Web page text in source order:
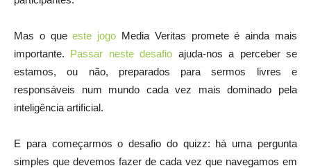
Mas o queeste jogo Media Veritas promete é ainda mais
importante. Passar neste desafio ajuda-nos a perceber se
estamos, ou não, preparados para sermos livres e
responsáveis num mundo cada vez mais dominado pela
inteligência artificial.
E para começarmos o desafio do quizz: há uma pergunta
simples que devemos fazer de cada vez que navegamos em